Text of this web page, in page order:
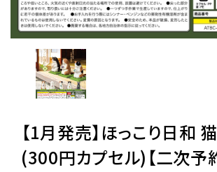
よくあるご質問
06-6282-7659
【1月発売】ほっこり日和
(300円カプセル)【二次予